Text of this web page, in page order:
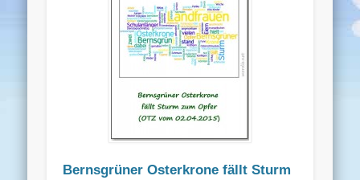
Bernsgrüner Osterkrone fällt Sturm